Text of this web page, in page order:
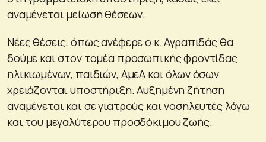
αναμένεται μείωση θέσεων.
Νέες θέσεις, όπως ανέφερε ο κ. Αγραπιδάς θα
δούμε και στον τομέα προσωπικής φροντίδας
ηλικιωμένων, παιδιών, ΑμεΑ και όλων όσων
χρειάζονται υποστήριξη. Αυξημένη ζήτηση
αναμένεται και σε γιατρούς και νοσηλευτές λόγω
και του μεγαλύτερου προσδόκιμου ζωής.